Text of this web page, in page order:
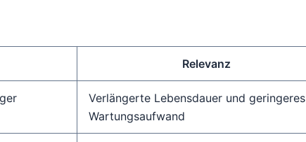
Relevanz
Verlängerte Lebensdauer und geringeres
Wartungsaufwand